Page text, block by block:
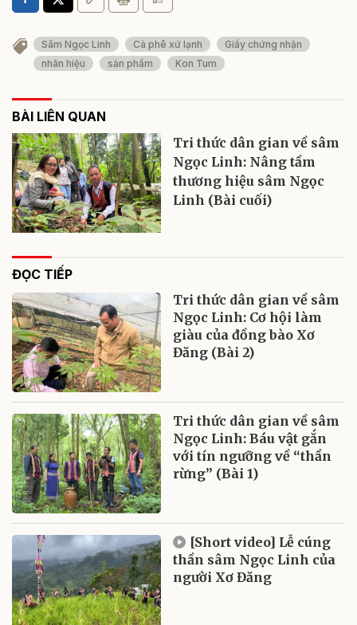
Sâm Ngọc Linh Cà phê xứ lạnh
Giấy chứng nhận
nhãn hiệu
sản phẩm Kon Tum
BÀI LIÊN QUAN
Tri thức dân gian về sâm
Ngọc Linh: Nâng tầm
thương hiệu sâm Ngọc
Linh (Bài cuối)
ĐỌC TIẾP
Tri thức dân gian về sâm
Ngọc Linh: Cơ hội làm
giàu của đồng bào Xơ
Đăng (Bài 2)
Tri thức dân gian về sâm
Ngọc Linh: Báu vật gắn
với tín ngưỡng về “thần
rừng” (Bài 1)
[Short video] Lễ cúng
thần sâm Ngọc Linh của
người Xơ Đăng